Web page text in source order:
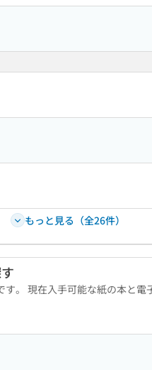
もっと見る（全26件）
。 現在入手可能な紙の本と電